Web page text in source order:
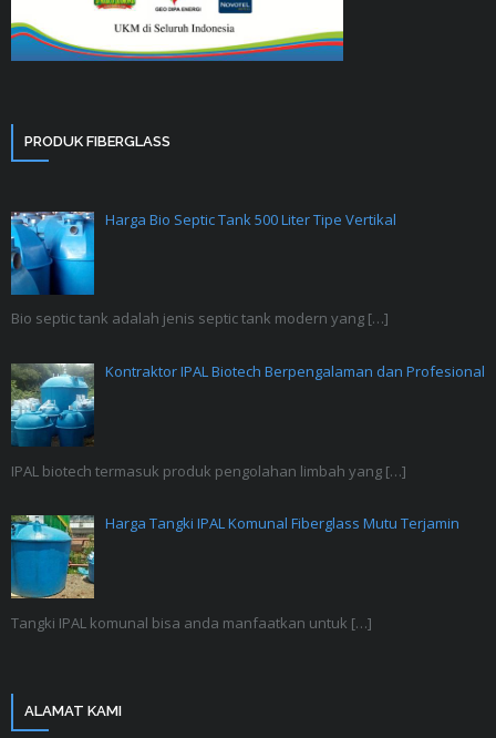
PRODUK FIBERGLASS
Harga Bio Septic Tank 500 Liter Tipe Vertikal
Bio septic tank adalah jenis septic tank modern yang […]
Kontraktor IPAL Biotech Berpengalaman dan Profesional
IPAL biotech termasuk produk pengolahan limbah yang […]
Harga Tangki IPAL Komunal Fiberglass Mutu Terjamin
Tangki IPAL komunal bisa anda manfaatkan untuk […]
ALAMAT KAMI